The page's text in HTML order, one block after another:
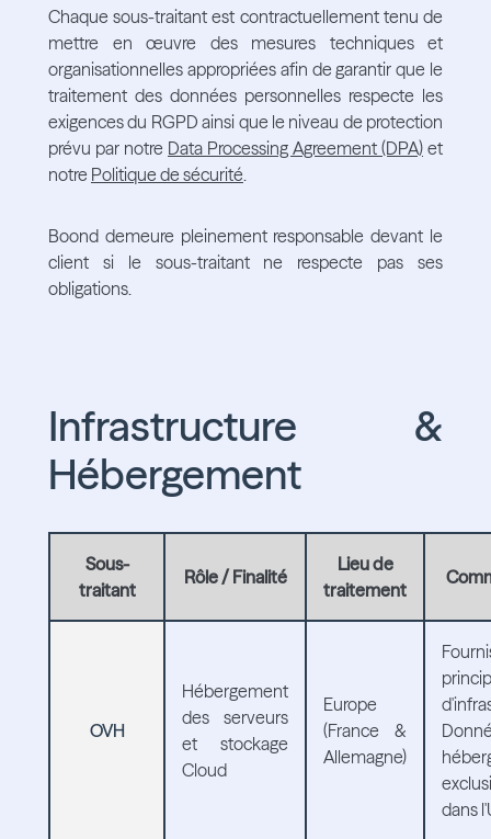
Chaque sous-traitant est contractuellement tenu de
mettre en œuvre des mesures techniques et
organisationnelles appropriées afin de garantir que le
traitement des données personnelles respecte les
exigences du RGPD ainsi que le niveau de protection
prévu par notre Data Processing Agreement (DPA) et
notre Politique de sécurité.
Boond demeure pleinement responsable devant le
client si le sous-traitant ne respecte pas ses
obligations.
Infrastructure &
Hébergement
Sous-
traitant
Rôle / Finalité
Lieu de
traitement
OVH
Hébergement
des serveurs
et stockage
Cloud
Europe
(France &
Allemagne)
dans